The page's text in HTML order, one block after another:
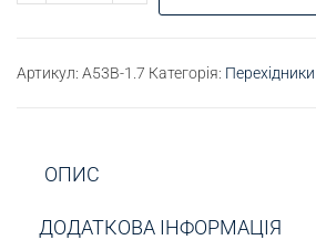
Артикул: A53B-1.7 Категорія: Перехідники
ОПИС
ДОДАТКОВА ІНФОРМАЦІЯ